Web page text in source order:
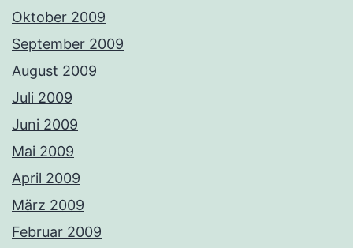
Oktober 2009
September 2009
August 2009
Juli 2009
Juni 2009
Mai 2009
April 2009
März 2009
Februar 2009